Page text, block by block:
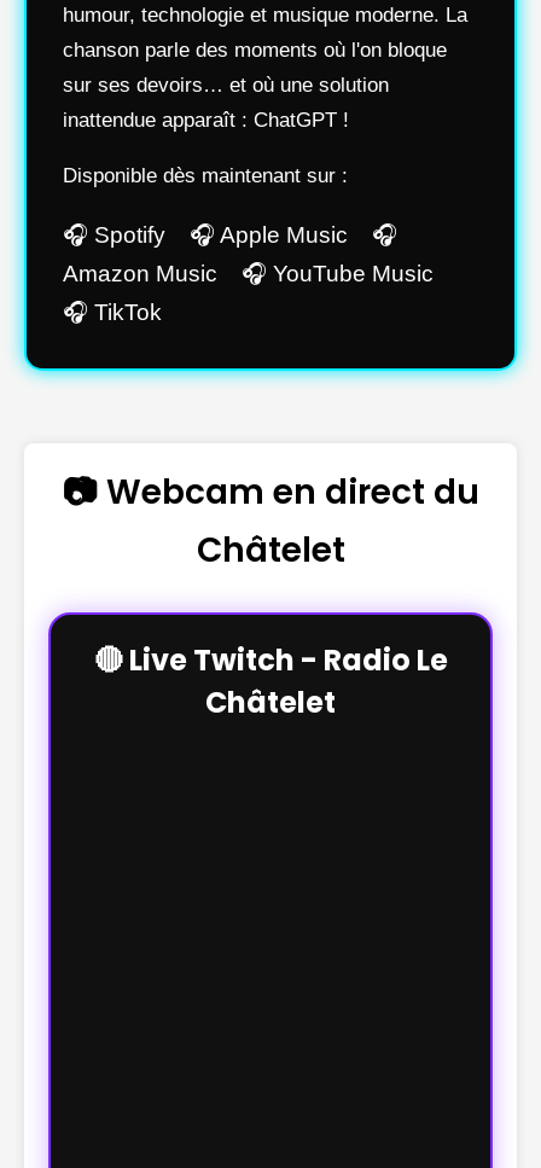
humour, technologie et musique moderne. La
chanson parle des moments où l'on bloque
sur ses devoirs… et où une solution
inattendue apparaît : ChatGPT !
Disponible dès maintenant sur :
🎧 Spotify 🎧 Apple Music 🎧
Amazon Music 🎧 YouTube Music
🎧 TikTok
📷 Webcam en direct du
Châtelet
🔴 Live Twitch - Radio Le
Châtelet